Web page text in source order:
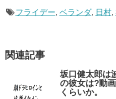
フライデー, ベランダ, 日村,
関連記事
坂口健太郎は
の彼女は?動
くらいか。